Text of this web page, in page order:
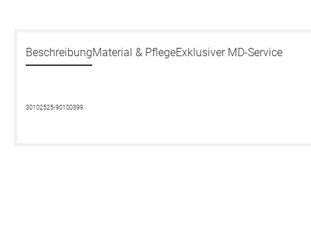
BeschreibungMaterial & PflegeExklusiver MD-Service
30102525-90100399